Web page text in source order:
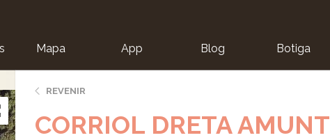
Mapa App Blog Botiga
REVENIR
CORRIOL DRETA AMUNT